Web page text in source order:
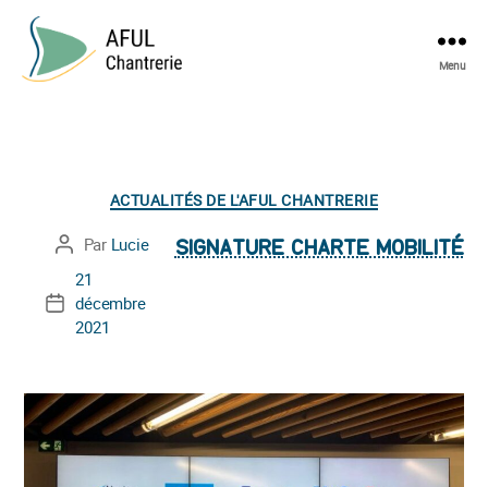
Menu
Catégories
ACTUALITÉS DE L'AFUL CHANTRERIE
SIGNATURE CHARTE MOBILITÉ
Auteur
l’article
Par Lucie
Date
21
décembre
2021